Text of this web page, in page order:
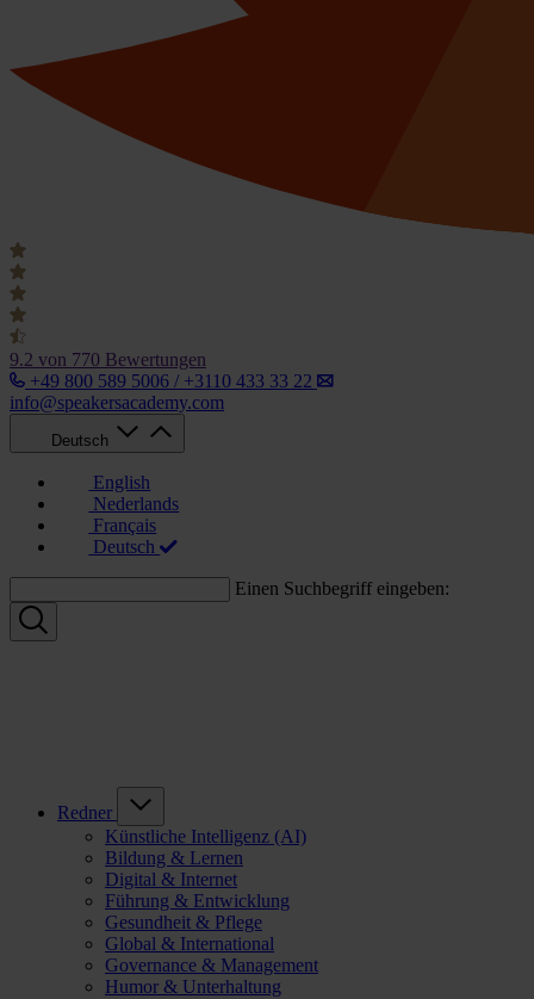
9.2 von 770 Bewertungen
+49 800 589 5006 / +3110 433 33 22
info@speakersacademy.com
Deutsch
English
Nederlands
Français
Deutsch
Einen Suchbegriff eingeben:
Redner
Künstliche Intelligenz (AI)
Bildung & Lernen
Digital & Internet
Führung & Entwicklung
Gesundheit & Pflege
Global & International
Governance & Management
Humor & Unterhaltung